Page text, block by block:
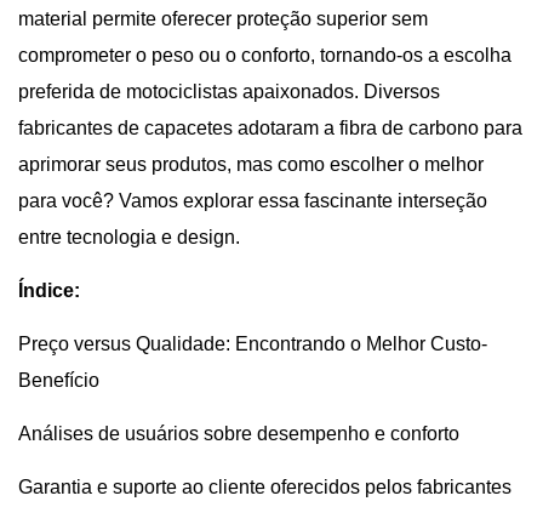
material permite oferecer proteção superior sem
comprometer o peso ou o conforto, tornando-os a escolha
preferida de motociclistas apaixonados. Diversos
fabricantes de capacetes adotaram a fibra de carbono para
aprimorar seus produtos, mas como escolher o melhor
para você? Vamos explorar essa fascinante interseção
entre tecnologia e design.
Índice:
Preço versus Qualidade: Encontrando o Melhor Custo-
Benefício
Análises de usuários sobre desempenho e conforto
Garantia e suporte ao cliente oferecidos pelos fabricantes